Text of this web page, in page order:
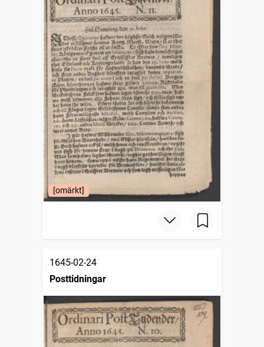
[omärkt]
1645-02-24
Posttidningar